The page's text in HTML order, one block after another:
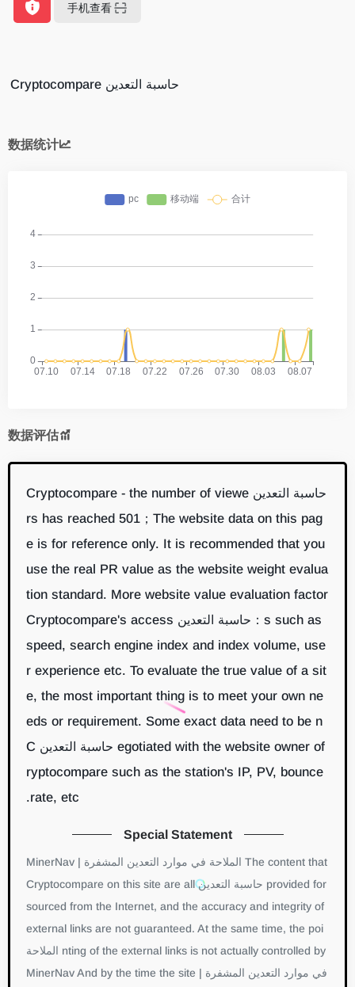
手机查看
حاسبة التعدين Cryptocompare
数据统计
数据评估
حاسبة التعدين Cryptocompare - the number of viewe
rs has reached 501；The website data on this pag
e is for reference only. It is recommended that you
use the real PR value as the website weight evalua
tion standard. More website value evaluation factor
s such as：حاسبة التعدين Cryptocompare's access
speed, search engine index and index volume, use
r experience etc. To evaluate the true value of a sit
e, the most important thing is to meet your own ne
eds or requirement. Some exact data need to be n
egotiated with the website owner of حاسبة التعدين C
ryptocompare such as the station's IP, PV, bounce
rate, etc.
Special Statement
The content that الملاحة في موارد التعدين المشفرة | MinerNav
provided for حاسبة التعدين Cryptocompare on this site are all
sourced from the Internet, and the accuracy and integrity of
external links are not guaranteed. At the same time, the poi
nting of the external links is not actually controlled by الملاحة
في موارد التعدين المشفرة | MinerNav And by the time the site